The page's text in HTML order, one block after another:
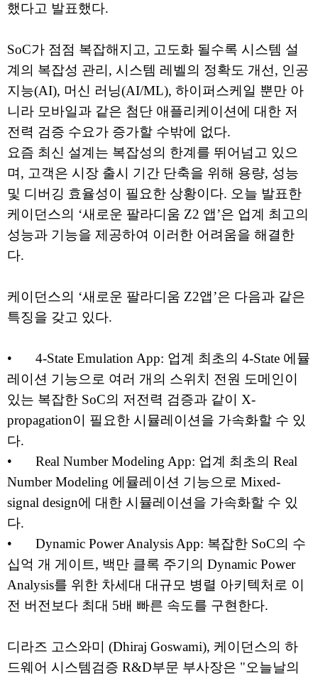
했다고 발표했다.
SoC가 점점 복잡해지고, 고도화 될수록 시스템 설
계의 복잡성 관리, 시스템 레벨의 정확도 개선, 인공
지능(AI), 머신 러닝(AI/ML), 하이퍼스케일 뿐만 아
니라 모바일과 같은 첨단 애플리케이션에 대한 저
전력 검증 수요가 증가할 수밖에 없다.
요즘 최신 설계는 복잡성의 한계를 뛰어넘고 있으
며, 고객은 시장 출시 기간 단축을 위해 용량, 성능
및 디버깅 효율성이 필요한 상황이다. 오늘 발표한
케이던스의 ‘새로운 팔라디움 Z2 앱’은 업계 최고의
성능과 기능을 제공하여 이러한 어려움을 해결한
다.
케이던스의 ‘새로운 팔라디움 Z2앱’은 다음과 같은
특징을 갖고 있다.
•
4-State Emulation App: 업계 최초의 4-State 에뮬
레이션 기능으로 여러 개의 스위치 전원 도메인이
있는 복잡한 SoC의 저전력 검증과 같이 X-
propagation이 필요한 시뮬레이션을 가속화할 수 있
다.
•
Real Number Modeling App: 업계 최초의 Real
Number Modeling 에뮬레이션 기능으로 Mixed-
signal design에 대한 시뮬레이션을 가속화할 수 있
다.
•
Dynamic Power Analysis App: 복잡한 SoC의 수
십억 개 게이트, 백만 클록 주기의 Dynamic Power
Analysis를 위한 차세대 대규모 병렬 아키텍처로 이
전 버전보다 최대 5배 빠른 속도를 구현한다.
디라즈 고스와미 (Dhiraj Goswami), 케이던스의 하
드웨어 시스템검증 R&D부문 부사장은 "오늘날의